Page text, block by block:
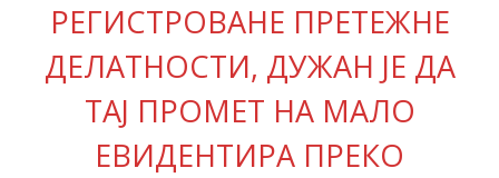
Подаци
Линкови
О нама
РЕГИСТРОВАНЕ ПРЕТЕЖНЕ
ДЕЛАТНОСТИ, ДУЖАН ЈЕ ДА
ТАЈ ПРОМЕТ НА МАЛО
ЕВИДЕНТИРА ПРЕКО